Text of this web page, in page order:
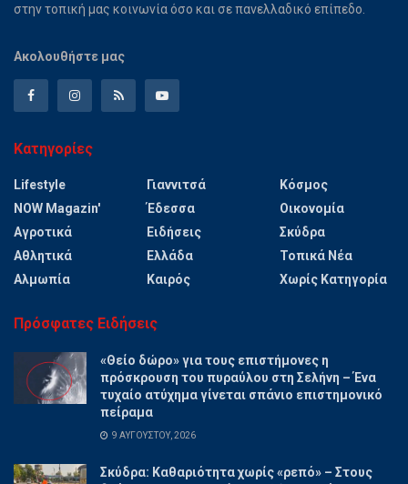
στην τοπική μας κοινωνία όσο και σε πανελλαδικό επίπεδο.
Ακολουθήστε μας
Κατηγορίες
Lifestyle
NOW Magazin'
Αγροτικά
Αθλητικά
Αλμωπία
Γιαννιτσά
Έδεσσα
Ειδήσεις
Ελλάδα
Καιρός
Κόσμος
Οικονομία
Σκύδρα
Τοπικά Νέα
Χωρίς Κατηγορία
Πρόσφατες Ειδήσεις
«Θείο δώρο» για τους επιστήμονες η
πρόσκρουση του πυραύλου στη Σελήνη – Ένα
τυχαίο ατύχημα γίνεται σπάνιο επιστημονικό
πείραμα
9 ΑΥΓΟΎΣΤΟΥ, 2026
Σκύδρα: Καθαριότητα χωρίς «ρεπό» – Στους